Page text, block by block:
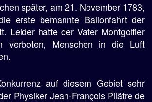
später, am 21. November 1783,
erste bemannte Ballonfahrt der
Leider hatte der Vater Montgolfier
verboten, Menschen in die Luft
auf diesem Gebiet sehr
Physiker Jean-François Pilâtre de